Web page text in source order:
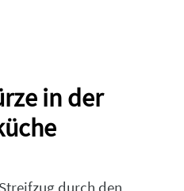
in der
durch den